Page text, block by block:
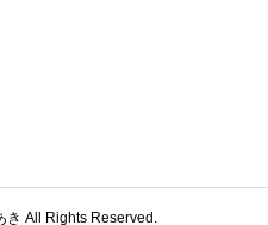
All Rights Reserved.